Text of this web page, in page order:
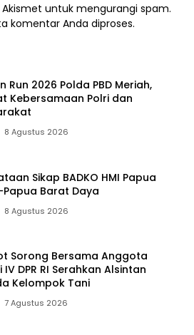
untuk mengurangi spam.
komentar Anda diproses.
Run 2026 Polda PBD Meriah,
Kebersamaan Polri dan
8 Agustus 2026
Sikap BADKO HMI Papua
Barat Daya
8 Agustus 2026
Sorong Bersama Anggota
IV DPR RI Serahkan Alsintan
Kelompok Tani
7 Agustus 2026